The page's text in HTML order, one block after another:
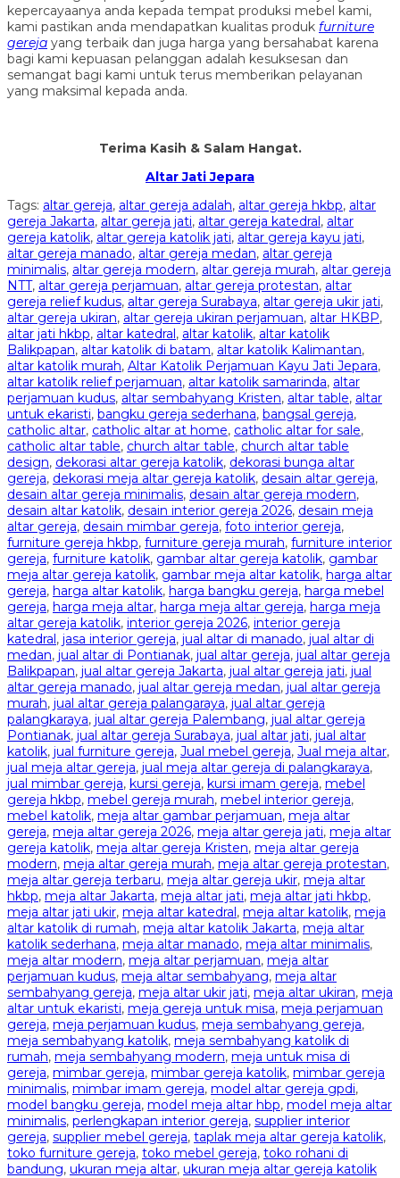
kepercayaanya anda kepada tempat produksi mebel kami,
kami pastikan anda mendapatkan kualitas produk furniture
gereja yang terbaik dan juga harga yang bersahabat karena
bagi kami kepuasan pelanggan adalah kesuksesan dan
semangat bagi kami untuk terus memberikan pelayanan
yang maksimal kepada anda.
Terima Kasih & Salam Hangat.
Altar Jati Jepara
Tags: altar gereja, altar gereja adalah, altar gereja hkbp, altar
gereja Jakarta, altar gereja jati, altar gereja katedral, altar
gereja katolik, altar gereja katolik jati, altar gereja kayu jati,
altar gereja manado, altar gereja medan, altar gereja
minimalis, altar gereja modern, altar gereja murah, altar gereja
NTT, altar gereja perjamuan, altar gereja protestan, altar
gereja relief kudus, altar gereja Surabaya, altar gereja ukir jati,
altar gereja ukiran, altar gereja ukiran perjamuan, altar HKBP,
altar jati hkbp, altar katedral, altar katolik, altar katolik
Balikpapan, altar katolik di batam, altar katolik Kalimantan,
altar katolik murah, Altar Katolik Perjamuan Kayu Jati Jepara,
altar katolik relief perjamuan, altar katolik samarinda, altar
perjamuan kudus, altar sembahyang Kristen, altar table, altar
untuk ekaristi, bangku gereja sederhana, bangsal gereja,
catholic altar, catholic altar at home, catholic altar for sale,
catholic altar table, church altar table, church altar table
design, dekorasi altar gereja katolik, dekorasi bunga altar
gereja, dekorasi meja altar gereja katolik, desain altar gereja,
desain altar gereja minimalis, desain altar gereja modern,
desain altar katolik, desain interior gereja 2026, desain meja
altar gereja, desain mimbar gereja, foto interior gereja,
furniture gereja hkbp, furniture gereja murah, furniture interior
gereja, furniture katolik, gambar altar gereja katolik, gambar
meja altar gereja katolik, gambar meja altar katolik, harga altar
gereja, harga altar katolik, harga bangku gereja, harga mebel
gereja, harga meja altar, harga meja altar gereja, harga meja
altar gereja katolik, interior gereja 2026, interior gereja
katedral, jasa interior gereja, jual altar di manado, jual altar di
medan, jual altar di Pontianak, jual altar gereja, jual altar gereja
Balikpapan, jual altar gereja Jakarta, jual altar gereja jati, jual
altar gereja manado, jual altar gereja medan, jual altar gereja
murah, jual altar gereja palangaraya, jual altar gereja
palangkaraya, jual altar gereja Palembang, jual altar gereja
Pontianak, jual altar gereja Surabaya, jual altar jati, jual altar
katolik, jual furniture gereja, Jual mebel gereja, Jual meja altar,
jual meja altar gereja, jual meja altar gereja di palangkaraya,
jual mimbar gereja, kursi gereja, kursi imam gereja, mebel
gereja hkbp, mebel gereja murah, mebel interior gereja,
mebel katolik, meja altar gambar perjamuan, meja altar
gereja, meja altar gereja 2026, meja altar gereja jati, meja altar
gereja katolik, meja altar gereja Kristen, meja altar gereja
modern, meja altar gereja murah, meja altar gereja protestan,
meja altar gereja terbaru, meja altar gereja ukir, meja altar
hkbp, meja altar Jakarta, meja altar jati, meja altar jati hkbp,
meja altar jati ukir, meja altar katedral, meja altar katolik, meja
altar katolik di rumah, meja altar katolik Jakarta, meja altar
katolik sederhana, meja altar manado, meja altar minimalis,
meja altar modern, meja altar perjamuan, meja altar
perjamuan kudus, meja altar sembahyang, meja altar
sembahyang gereja, meja altar ukir jati, meja altar ukiran, meja
altar untuk ekaristi, meja gereja untuk misa, meja perjamuan
gereja, meja perjamuan kudus, meja sembahyang gereja,
meja sembahyang katolik, meja sembahyang katolik di
rumah, meja sembahyang modern, meja untuk misa di
gereja, mimbar gereja, mimbar gereja katolik, mimbar gereja
minimalis, mimbar imam gereja, model altar gereja gpdi,
model bangku gereja, model meja altar hbp, model meja altar
minimalis, perlengkapan interior gereja, supplier interior
gereja, supplier mebel gereja, taplak meja altar gereja katolik,
toko furniture gereja, toko mebel gereja, toko rohani di
bandung, ukuran meja altar, ukuran meja altar gereja katolik